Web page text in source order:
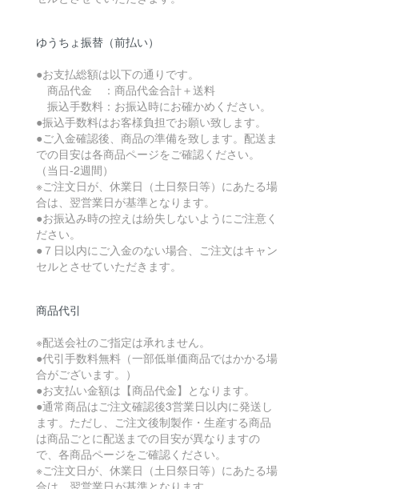
ゆうちょ振替（前払い）
●お支払総額は以下の通りです。
商品代金 ：商品代金合計＋送料
振込手数料：お振込時にお確かめください。
●振込手数料はお客様負担でお願い致します。
●ご入金確認後、商品の準備を致します。配送ま
での目安は各商品ページをご確認ください。
（当日-2週間）
※ご注文日が、休業日（土日祭日等）にあたる場
合は、翌営業日が基準となります。
●お振込み時の控えは紛失しないようにご注意く
ださい。
●７日以内にご入金のない場合、ご注文はキャン
セルとさせていただきます。
商品代引
※配送会社のご指定は承れません。
●代引手数料無料（一部低単価商品ではかかる場
合がございます。）
●お支払い金額は【商品代金】となります。
●通常商品はご注文確認後3営業日以内に発送し
ます。ただし、ご注文後制製作・生産する商品
は商品ごとに配送までの目安が異なりますの
で、各商品ページをご確認ください。
※ご注文日が、休業日（土日祭日等）にあたる場